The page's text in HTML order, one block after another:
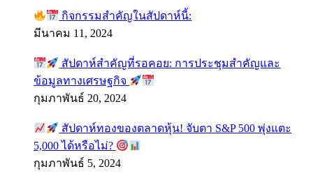
กิจกรรมสำคัญในสัปดาห์นี้:
มีนาคม 11, 2024
สัปดาห์สำคัญที่รอคอย: การประชุมสำคัญและ
ข้อมูลทางเศรษฐกิจ
กุมภาพันธ์ 20, 2024
สัปดาห์ทองของตลาดหุ้น! จับตา S&P 500 พุ่งแตะ
5,000 ได้หรือไม่?
กุมภาพันธ์ 5, 2024